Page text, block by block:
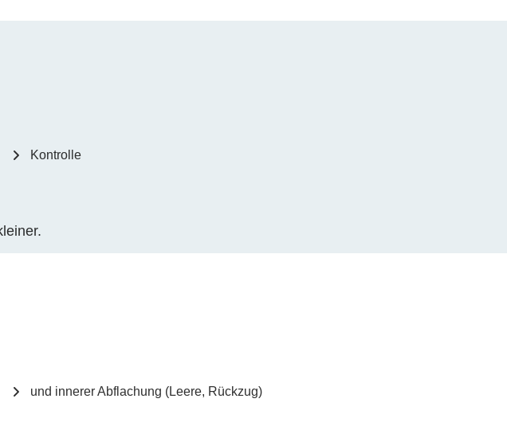
Kontrolle
und innerer Abflachung (Leere, Rückzug)